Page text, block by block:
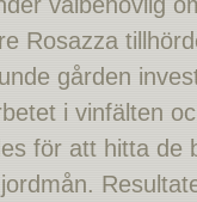
Rosazza
gården
i vinfälten
för att hitta de